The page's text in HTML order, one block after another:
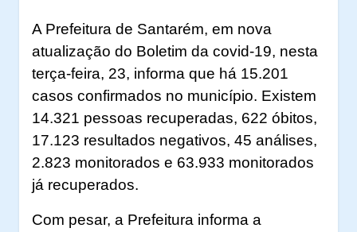
A Prefeitura de Santarém, em nova
atualização do Boletim da covid-19, nesta
terça-feira, 23, informa que há 15.201
casos confirmados no município. Existem
14.321 pessoas recuperadas, 622 óbitos,
17.123 resultados negativos, 45 análises,
2.823 monitorados e 63.933 monitorados
já recuperados.
Com pesar, a Prefeitura informa a